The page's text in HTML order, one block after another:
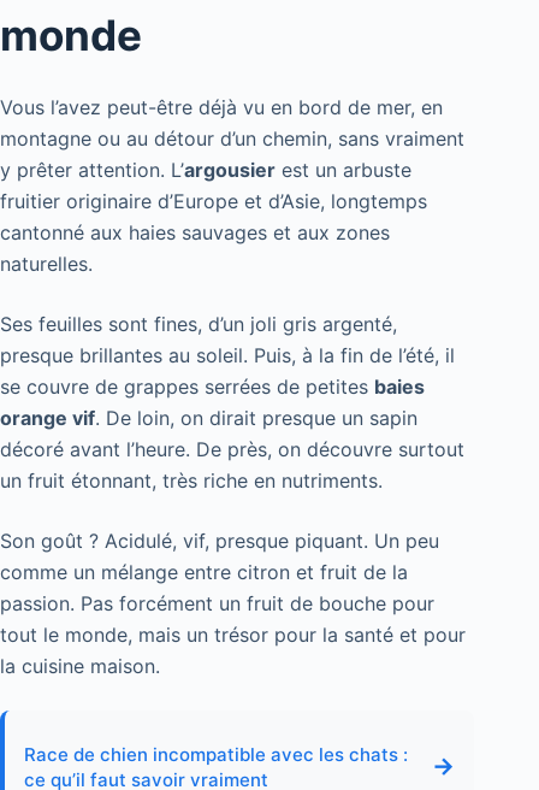
monde
Vous l’avez peut-être déjà vu en bord de mer, en
montagne ou au détour d’un chemin, sans vraiment
y prêter attention. L’argousier est un arbuste
fruitier originaire d’Europe et d’Asie, longtemps
cantonné aux haies sauvages et aux zones
naturelles.
Ses feuilles sont fines, d’un joli gris argenté,
presque brillantes au soleil. Puis, à la fin de l’été, il
se couvre de grappes serrées de petites baies
orange vif. De loin, on dirait presque un sapin
décoré avant l’heure. De près, on découvre surtout
un fruit étonnant, très riche en nutriments.
Son goût ? Acidulé, vif, presque piquant. Un peu
comme un mélange entre citron et fruit de la
passion. Pas forcément un fruit de bouche pour
tout le monde, mais un trésor pour la santé et pour
la cuisine maison.
Race de chien incompatible avec les chats :
ce qu’il faut savoir vraiment
→